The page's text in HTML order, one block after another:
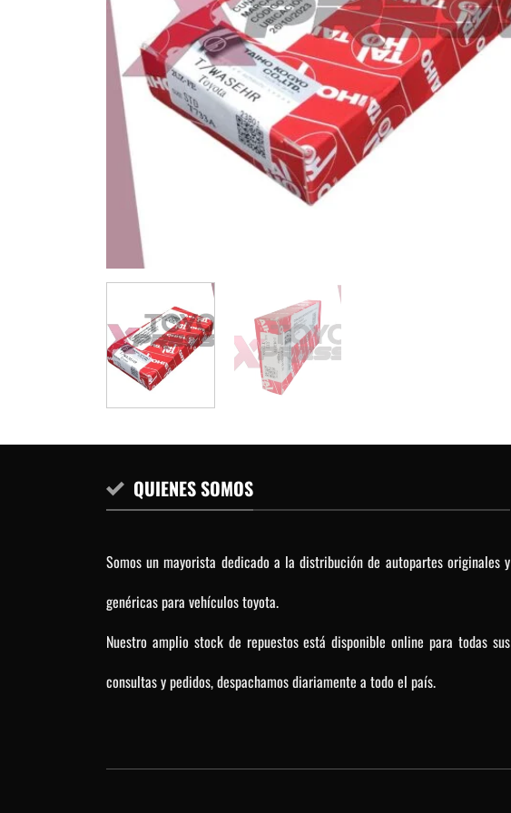
QUIENES SOMOS
Somos un mayorista dedicado a la distribución de autopartes originales y
genéricas para vehículos toyota.
Nuestro amplio stock de repuestos está disponible online para todas sus
consultas y pedidos, despachamos diariamente a todo el país.